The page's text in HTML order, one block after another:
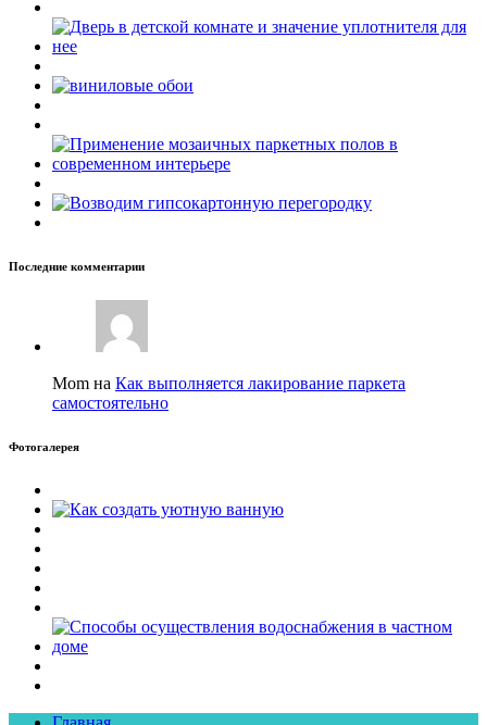
Последние комментарии
Mom на Как выполняется лакирование паркета
самостоятельно
Фотогалерея